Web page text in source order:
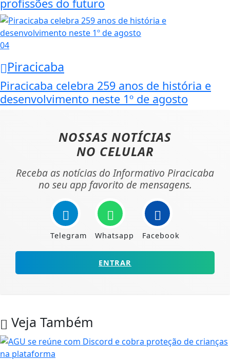
profissões do futuro
04
Piracicaba
Piracicaba celebra 259 anos de história e
desenvolvimento neste 1º de agosto
NOSSAS NOTÍCIAS
NO CELULAR
Receba as notícias do Informativo Piracicaba
no seu app favorito de mensagens.
Telegram Whatsapp Facebook
ENTRAR
Veja Também